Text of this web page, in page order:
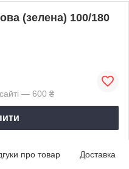
(зелена) 100/180
— 600 ₴
про товар Доставка